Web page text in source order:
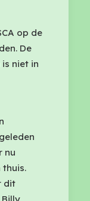
op de
De
niet in
nu
dit